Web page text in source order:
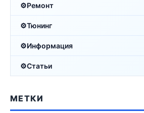
Ремонт
Тюнинг
Информация
Статьи
МЕТКИ